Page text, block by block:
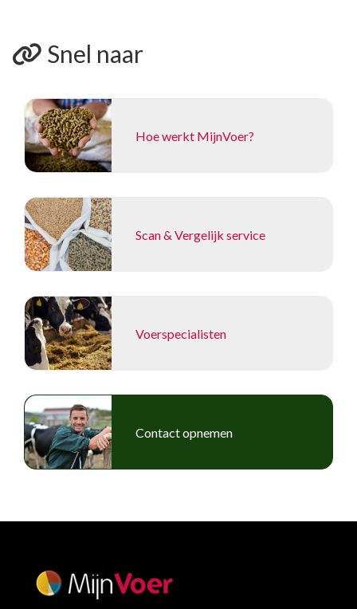
Snel naar
Hoe werkt MijnVoer?
Scan & Vergelijk service
Voerspecialisten
Contact opnemen